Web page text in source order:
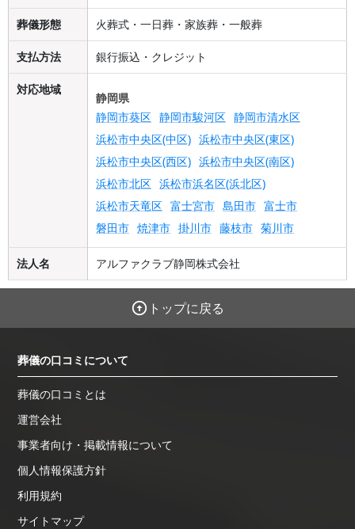
葬儀形態 火葬式・一日葬・家族葬・一般葬
支払方法 銀行振込・クレジット
対応地域
静岡県
静岡市葵区 静岡市駿河区 静岡市清水区
浜松市中央区(中区) 浜松市中央区(東区)
浜松市中央区(西区) 浜松市中央区(南区)
浜松市北区 浜松市浜名区(浜北区)
浜松市天竜区 富士宮市 島田市 富士市
磐田市 焼津市 掛川市 藤枝市 菊川市
法人名 アルファクラブ静岡株式会社
トップに戻る
葬儀の口コミについて
葬儀の口コミとは
運営会社
事業者向け・掲載情報について
個人情報保護方針
利用規約
サイトマップ